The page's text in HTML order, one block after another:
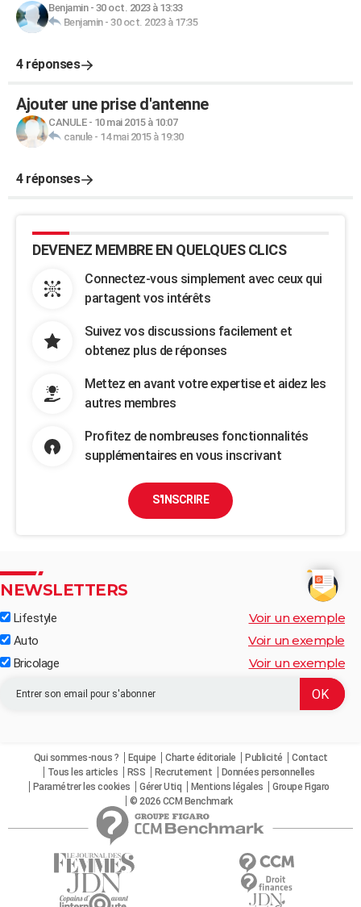
Benjamin- 30 oct. 2023 à 13:33
Benjamin- 30 oct. 2023 à 17:35
4 réponses
Ajouter une prise d'antenne
CANULE- 10 mai 2015 à 10:07
canule- 14 mai 2015 à 19:30
4 réponses
DEVENEZ MEMBRE EN QUELQUES CLICS
Connectez-vous simplement avec ceux qui
partagent vos intérêts
Suivez vos discussions facilement et
obtenez plus de réponses
Mettez en avant votre expertise et aidez les
autres membres
Profitez de nombreuses fonctionnalités
supplémentaires en vous inscrivant
S'INSCRIRE
NEWSLETTERS
Lifestyle Voir un exemple
Auto Voir un exemple
Bricolage Voir un exemple
Qui sommes-nous ? Equipe Charte éditoriale Publicité
Contact
Tous les articles
RSS Recrutement
Données personnelles
Paramétrer les cookies
Gérer Utiq Mentions légales
Groupe Figaro
© 2026 CCM Benchmark